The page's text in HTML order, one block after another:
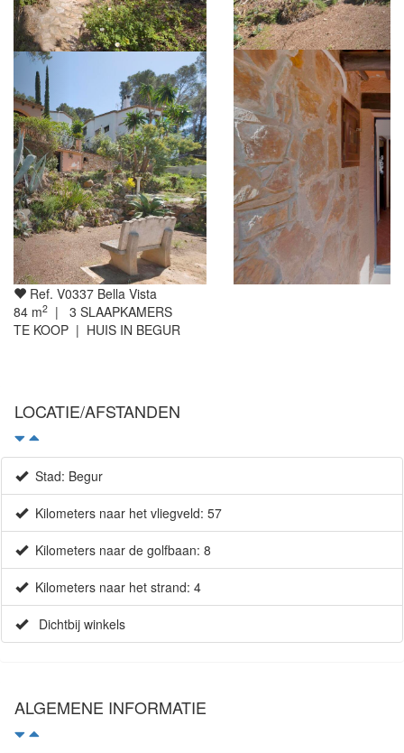
Ref. V0337 Bella Vista
84 m2 | 3 SLAAPKAMERS
TE KOOP | HUIS IN BEGUR
LOCATIE/AFSTANDEN
Stad: Begur
Kilometers naar het vliegveld: 57
Kilometers naar de golfbaan: 8
Kilometers naar het strand: 4
Dichtbij winkels
ALGEMENE INFORMATIE